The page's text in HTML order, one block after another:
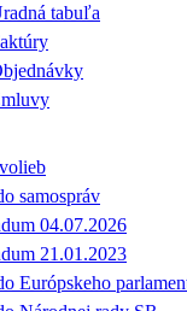
tabuľa
samospráv
04.07.2026
21.01.2023
Európskeho